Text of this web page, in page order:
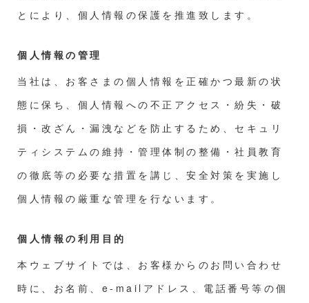
とにより、個人情報の保護を推進致します。
個人情報の管理
当社は、お客さまの個人情報を正確かつ最新の状
態に保ち、個人情報への不正アクセス・紛失・破
損・改ざん・漏洩などを防止するため、セキュリ
ティシステムの維持・管理体制の整備・社員教育
の徹底等の必要な措置を講じ、安全対策を実施し
個人情報の厳重な管理を行ないます。
個人情報の利用目的
本ウェブサイトでは、お客様からのお問い合わせ
時に、お名前、e-mailアドレス、電話番号等の個